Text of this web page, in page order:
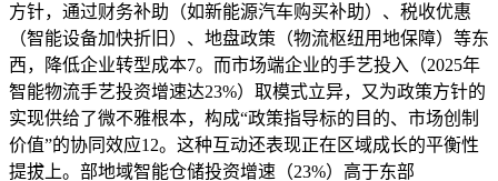
方针，通过财务补助（如新能源汽车购买补助）、税收优惠
（智能设备加快折旧）、地盘政策（物流枢纽用地保障）等东
西，降低企业转型成本7。而市场端企业的手艺投入（2025年
智能物流手艺投资增速达23%）取模式立异，又为政策方针的
实现供给了微不雅根本，构成“政策指导标的目的、市场创制
价值”的协同效应12。这种互动还表现正在区域成长的平衡性
提拔上。部地域智能仓储投资增速（23%）高于东部